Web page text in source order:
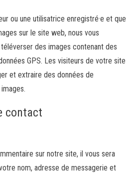
ou une utilisatrice enregistré·e et que
sur le site web, nous vous
des images contenant des
GPS. Les visiteurs de votre site
et extraire des données de
contact
sur notre site, il vous sera
nom, adresse de messagerie et